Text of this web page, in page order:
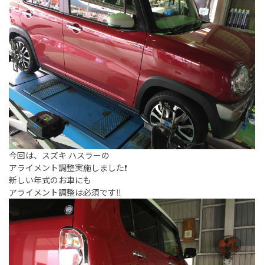
今回は、スズキ ハスラーの
アライメント調整実施しました❗️
新しい年式のお車にも
アライメント調整は必須です‼️